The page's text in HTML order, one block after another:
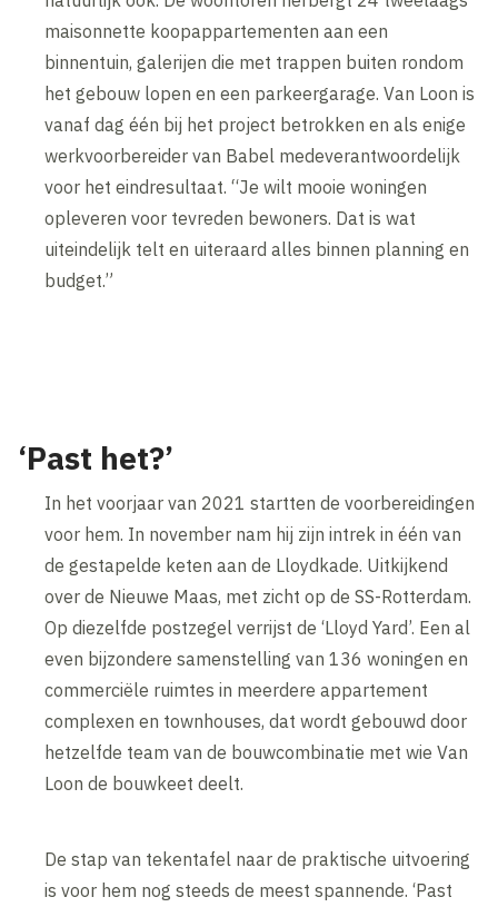
maisonnette koopappartementen aan een
binnentuin, galerijen die met trappen buiten rondom
het gebouw lopen en een parkeergarage. Van Loon is
vanaf dag één bij het project betrokken en als enige
werkvoorbereider van Babel medeverantwoordelijk
voor het eindresultaat. “Je wilt mooie woningen
opleveren voor tevreden bewoners. Dat is wat
uiteindelijk telt en uiteraard alles binnen planning en
budget.”
‘Past het?’
In het voorjaar van 2021 startten de voorbereidingen
voor hem. In november nam hij zijn intrek in één van
de gestapelde keten aan de Lloydkade. Uitkijkend
over de Nieuwe Maas, met zicht op de SS-Rotterdam.
Op diezelfde postzegel verrijst de ‘Lloyd Yard’. Een al
even bijzondere samenstelling van 136 woningen en
commerciële ruimtes in meerdere appartement
complexen en townhouses, dat wordt gebouwd door
hetzelfde team van de bouwcombinatie met wie Van
Loon de bouwkeet deelt.
De stap van tekentafel naar de praktische uitvoering
is voor hem nog steeds de meest spannende. ‘Past